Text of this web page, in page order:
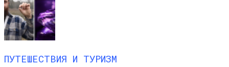
ПУТЕШЕСТВИЯ И ТУРИЗМ